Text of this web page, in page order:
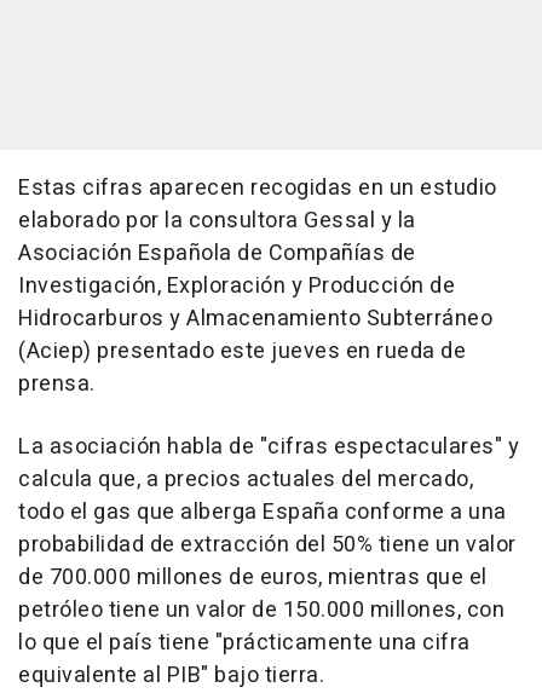
Estas cifras aparecen recogidas en un estudio
elaborado por la consultora Gessal y la
Asociación Española de Compañías de
Investigación, Exploración y Producción de
Hidrocarburos y Almacenamiento Subterráneo
(Aciep) presentado este jueves en rueda de
prensa.
La asociación habla de "cifras espectaculares" y
calcula que, a precios actuales del mercado,
todo el gas que alberga España conforme a una
probabilidad de extracción del 50% tiene un valor
de 700.000 millones de euros, mientras que el
petróleo tiene un valor de 150.000 millones, con
lo que el país tiene "prácticamente una cifra
equivalente al PIB" bajo tierra.